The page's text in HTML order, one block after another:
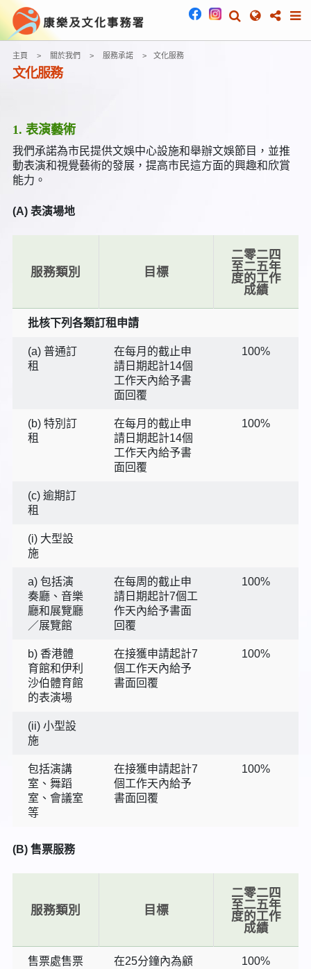
主頁 關於我們 服務承諾 文化服務
文化服務
1. 表演藝術
我們承諾為市民提供文娛中心設施和舉辦文娛節目，並推
動表演和視覺藝術的發展，提高市民這方面的興趣和欣賞
能力。
(A) 表演場地
服務類別 目標
二零二四
至二五年
度的工作
成績
批核下列各類訂租申請
(a) 普通訂
租
在每月的截止申
請日期起計14個
工作天內給予書
面回覆
100%
(b) 特別訂
租
在每月的截止申
請日期起計14個
工作天內給予書
面回覆
100%
(c) 逾期訂
租
(i) 大型設
施
a) 包括演
奏廳、音樂
廳和展覽廳
／展覽館
在每周的截止申
請日期起計7個工
作天內給予書面
回覆
100%
b) 香港體
育館和伊利
沙伯體育館
的表演場
在接獲申請起計7
個工作天內給予
書面回覆
100%
(ii) 小型設
施
包括演講
室、舞蹈
室、會議室
等
在接獲申請起計7
個工作天內給予
書面回覆
100%
(B) 售票服務
服務類別 目標
二零二四
至二五年
度的工作
成績
售票處售票
在25分鐘內為顧
100%